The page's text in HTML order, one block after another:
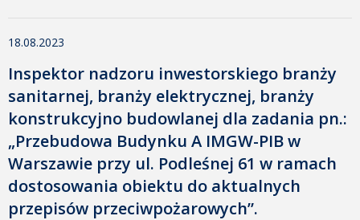
18.08.2023
Inspektor nadzoru inwestorskiego branży
sanitarnej, branży elektrycznej, branży
konstrukcyjno budowlanej dla zadania pn.:
„Przebudowa Budynku A IMGW-PIB w
Warszawie przy ul. Podleśnej 61 w ramach
dostosowania obiektu do aktualnych
przepisów przeciwpożarowych”.